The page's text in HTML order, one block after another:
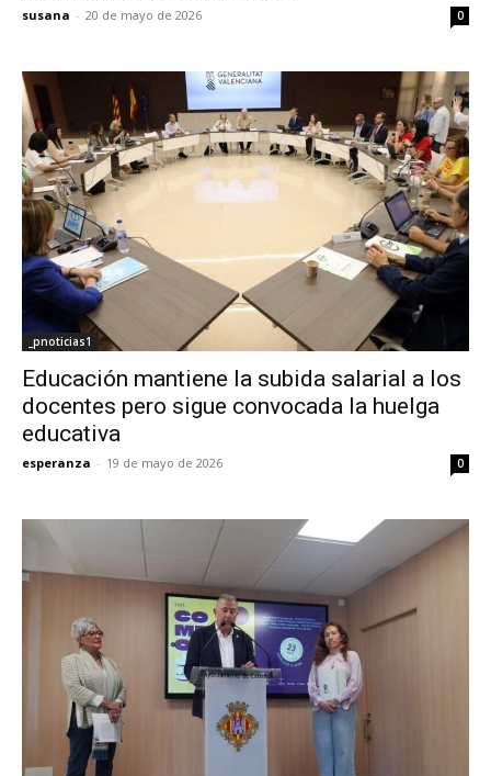
susana - 20 de mayo de 2026 0
_pnoticias1
Educación mantiene la subida salarial a los
docentes pero sigue convocada la huelga
educativa
esperanza - 19 de mayo de 2026 0